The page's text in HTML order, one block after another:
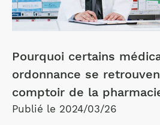
Pourquoi certains
ordonnance se
comptoir de la
Publié le 2024/03/26